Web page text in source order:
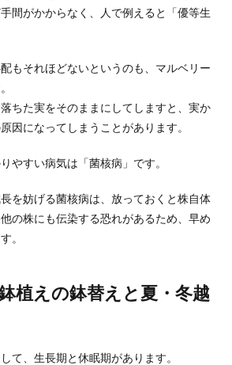
間がかからなく、人で例えると「優等生
もそれほどないというのも、マルベリー
ちた実をそのままにしてしますと、実か
因になってしまうことがあります。
やすい病気は「菌核病」です。
を妨げる菌核病は、放っておくと株自体
の株にも伝染する恐れがあるため、早め
。
植えの鉢替えと夏・冬越
て、生長期と休眠期があります。